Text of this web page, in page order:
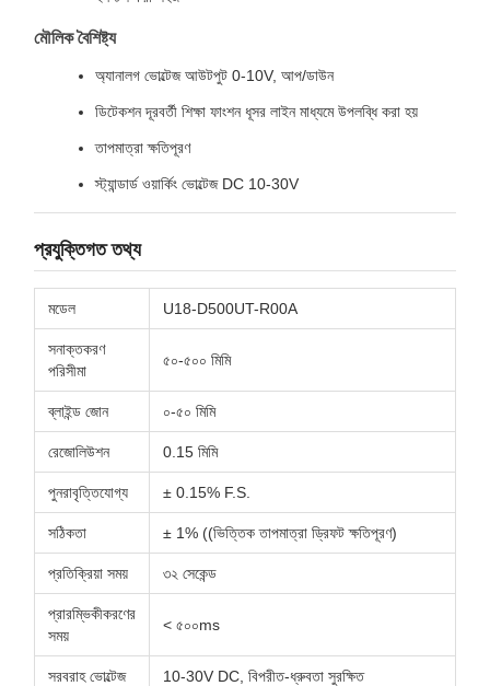
মৌলিক বৈশিষ্ট্য
অ্যানালগ ভোল্টেজ আউটপুট 0-10V, আপ/ডাউন
ডিটেকশন দূরবর্তী শিক্ষা ফাংশন ধূসর লাইন মাধ্যমে উপলব্ধি করা হয়
তাপমাত্রা ক্ষতিপূরণ
স্ট্যান্ডার্ড ওয়ার্কিং ভোল্টেজ DC 10-30V
প্রযুক্তিগত তথ্য
মডেল U18-D500UT-R00A
সনাক্তকরণ
পরিসীমা
৫০-৫০০ মিমি
ব্লাইন্ড জোন ০-৫০ মিমি
রেজোলিউশন 0.15 মিমি
পুনরাবৃত্তিযোগ্য ± 0.15% F.S.
সঠিকতা ± 1% ((ভিত্তিক তাপমাত্রা ড্রিফট ক্ষতিপূরণ)
প্রতিক্রিয়া সময় ৩২ সেকেন্ড
প্রারম্ভিকীকরণের
সময়
< ৫০০ms
সরবরাহ ভোল্টেজ 10-30V DC, বিপরীত-ধ্রুবতা সুরক্ষিত